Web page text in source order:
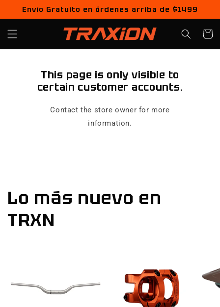
directamente
al contenido
Envío Gratuito en órdenes arriba de $1499
Carrito
This page is only visible to
certain customer accounts.
Contact the store owner for more
information.
Lo más nuevo en
TRXN